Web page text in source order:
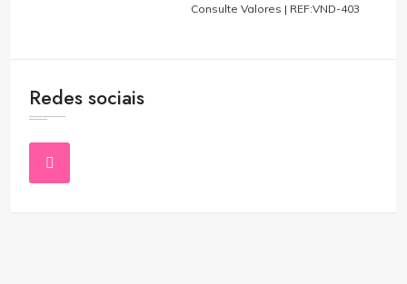
Consulte Valores | REF:VND-403
Redes sociais